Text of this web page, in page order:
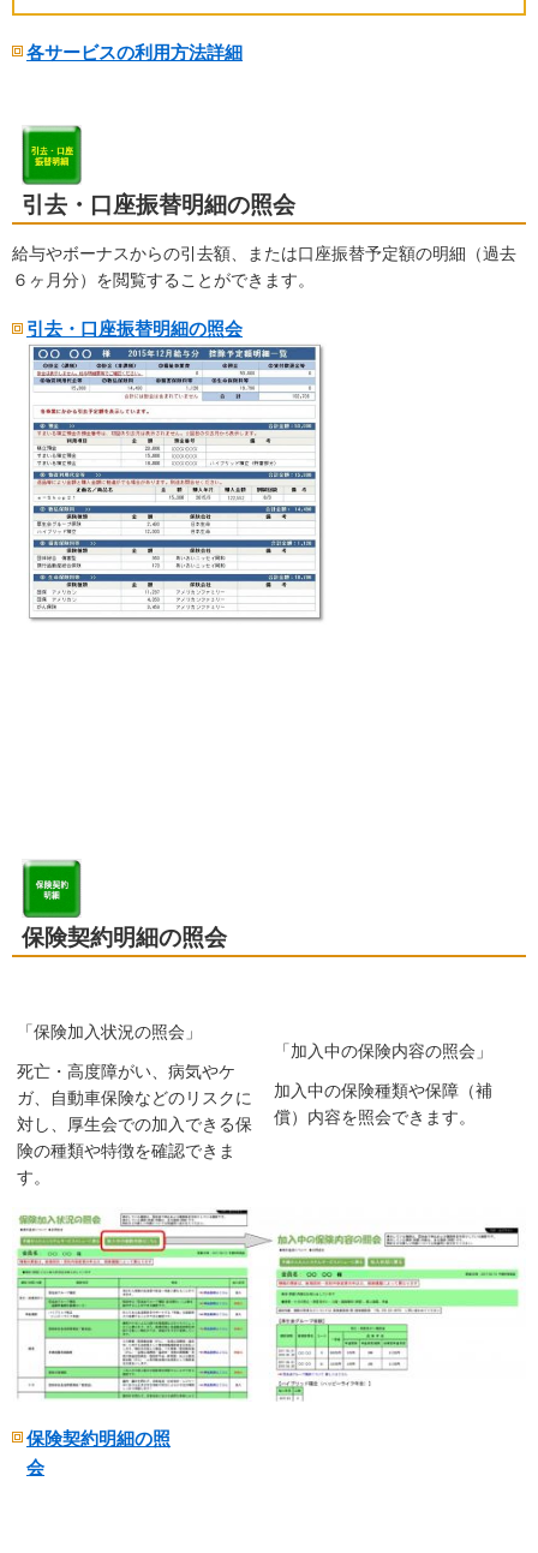
各サービスの利用方法詳細
引去・口座振替明細の照会
給与やボーナスからの引去額、または口座振替予定額の明細（過去
６ヶ月分）を閲覧することができます。
引去・口座振替明細の照会
保険契約明細の照会
「保険加入状況の照会」
死亡・高度障がい、病気やケ
ガ、自動車保険などのリスクに
対し、厚生会での加入できる保
険の種類や特徴を確認できま
す。
「加入中の保険内容の照会」
加入中の保険種類や保障（補
償）内容を照会できます。
保険契約明細の照
会